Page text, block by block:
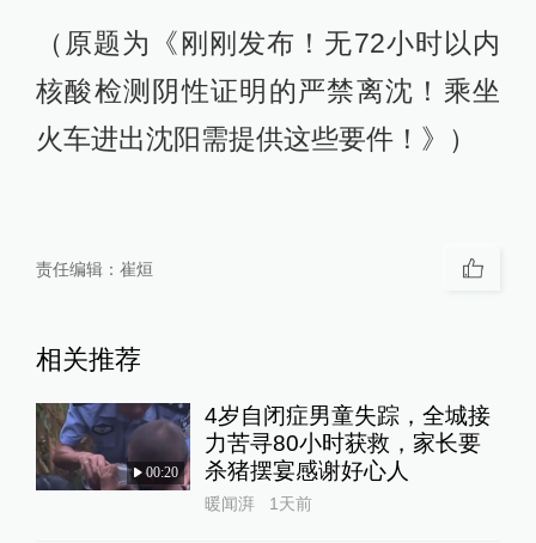
（原题为《刚刚发布！无72小时以内
核酸检测阴性证明的严禁离沈！乘坐
火车进出沈阳需提供这些要件！》）
责任编辑： 崔烜
相关推荐
00:20
4岁自闭症男童失踪，全城接
力苦寻80小时获救，家长要
杀猪摆宴感谢好心人
暖闻湃 1天前